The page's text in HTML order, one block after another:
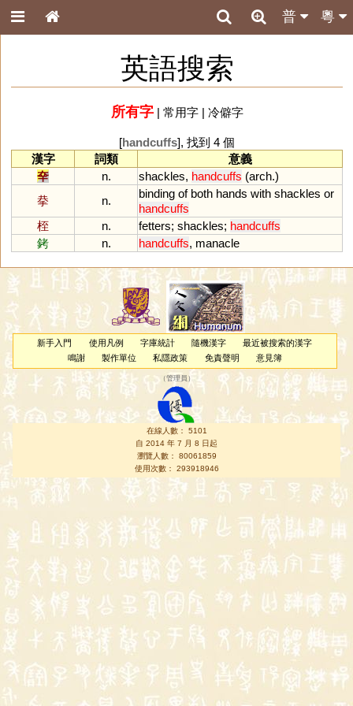
粵
普
英語搜索
所有字| 常用字| 冷僻字
[handcuffs], 找到 4 個
漢字
詞類
意義
㚔
n. shackles, handcuffs (arch.)
拲
n.
binding of both hands with shackles or
handcuffs
桎
n. fetters; shackles; handcuffs
銬
n. handcuffs, manacle
新手入門 使用凡例 字庫統計 隨機漢字
最近被搜索的漢字
鳴謝
製作單位 私隱政策 免責聲明 意見簿
（管理員 ）
在線人數： 5101
自 2014 年 7 月 8 日起
瀏覽人數： 80061859
使用次數： 293918946